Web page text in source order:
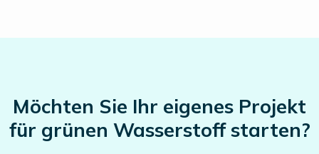
Möchten Sie Ihr eigenes Projekt
für grünen Wasserstoffstarten?